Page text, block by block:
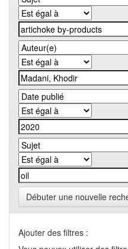
Débuter une nouvelle
Ajouter des filtres :